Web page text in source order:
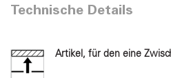
Technische Details
Artikel, für den eine